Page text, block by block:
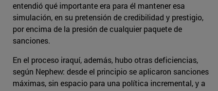
entendió qué importante era para él mantener esa
simulación, en su pretensión de credibilidad y prestigio,
por encima de la presión de cualquier paquete de
sanciones.
En el proceso iraquí, además, hubo otras deficiencias,
según Nephew: desde el principio se aplicaron sanciones
máximas, sin espacio para una política incremental, y a